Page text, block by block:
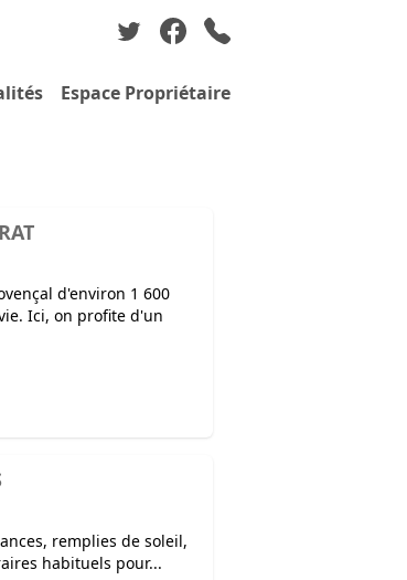
Espace Propriétaire
d'environ 1 600
Ici, on profite d'un
remplies de soleil,
habituels pour...